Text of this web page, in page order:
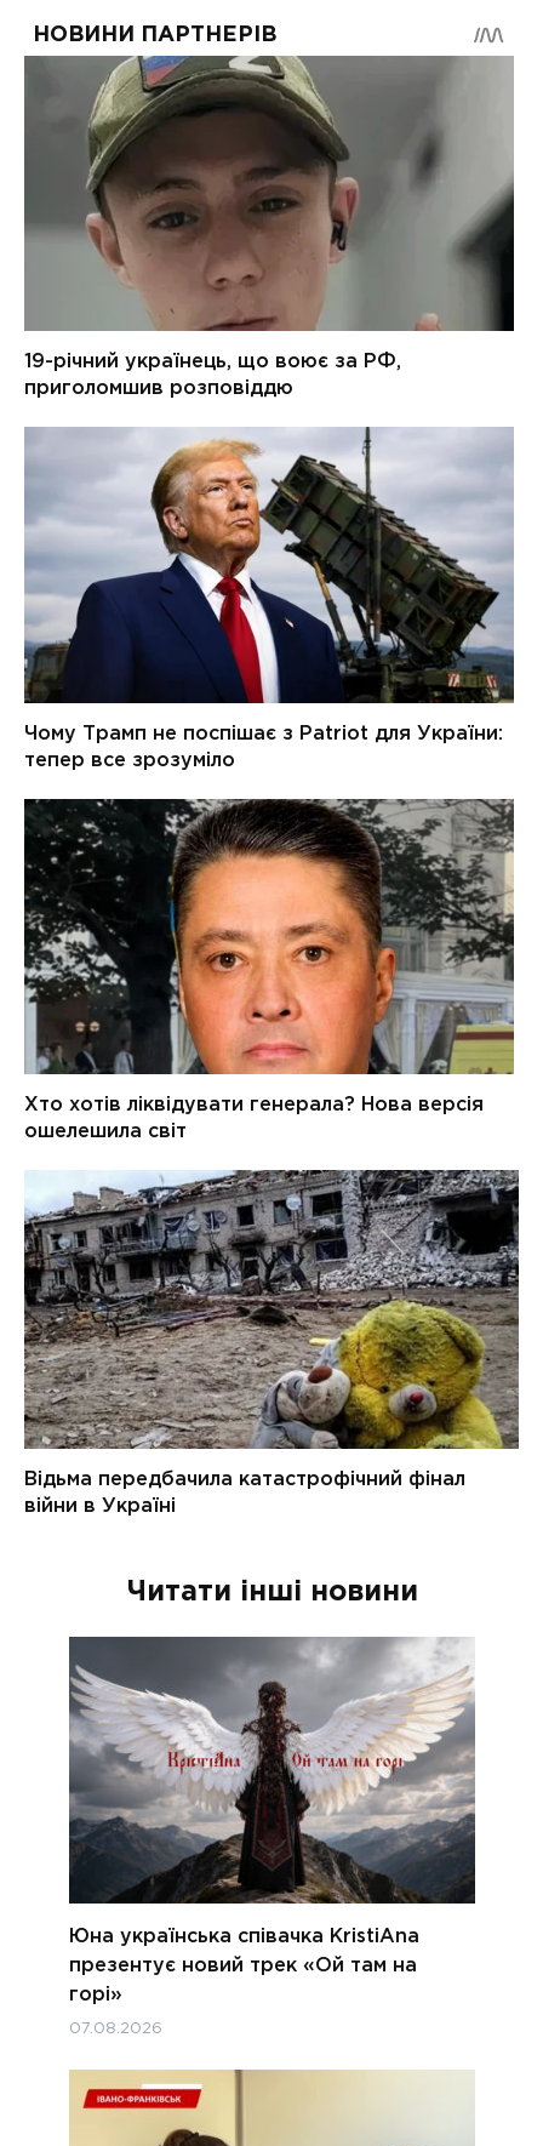
Читати інші новини
Юна українська співачка KristiAna
презентує новий трек «Ой там на
горі»
07.08.2026